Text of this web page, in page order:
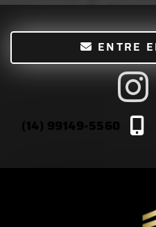
ENTRE
(14) 99149-5560